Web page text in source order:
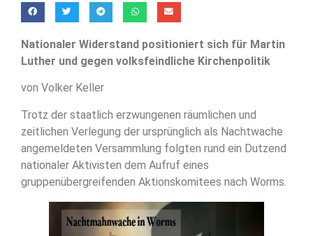
Nationaler Widerstand positioniert sich für Martin
Luther und gegen volksfeindliche Kirchenpolitik
von Volker Keller
Trotz der staatlich erzwungenen räumlichen und
zeitlichen Verlegung der ursprünglich als Nachtwache
angemeldeten Versammlung folgten rund ein Dutzend
nationaler Aktivisten dem Aufruf eines
gruppenübergreifenden Aktionskomitees nach Worms.